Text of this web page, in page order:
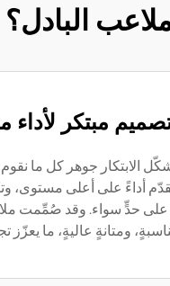
البادل؟
مبتكر لأداء
الابتكار جوهر كل ما
أداءً على أعلى مستوى،
على حدٍّ سواء. وقد صُمِّمت
ومتانةٍ عاليةٍ، ما يعزّز